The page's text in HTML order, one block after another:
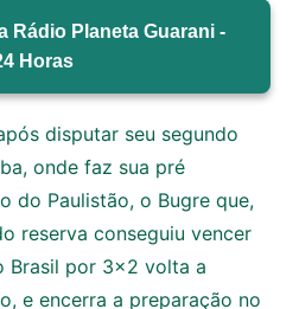
Rádio Planeta Guarani -
Horas
disputar seu segundo
onde faz sua pré
do Paulistão, o Bugre que,
reserva conseguiu vencer
Brasil por 3×2 volta a
e encerra a preparação no